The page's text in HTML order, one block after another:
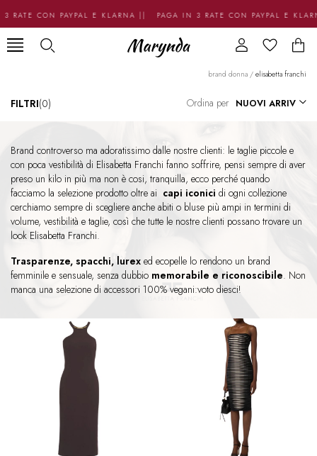
RATE CON PAYPAL E KLARNA || PAGA IN 3 RATE CON PAYPAL E
brand donna / elisabetta franchi
FILTRI(0) Ordina per
Brand controverso ma adoratissimo dalle nostre clienti: le taglie piccole e
con poca vestibilità di Elisabetta Franchi fanno soffrire, pensi sempre di aver
preso un kilo in più ma non è cosi, tranquilla, ecco perché quando
facciamo la selezione prodotto oltre ai capi iconici di ogni collezione
cerchiamo sempre di scegliere anche abiti o bluse più ampi in termini di
volume, vestibilità e taglie, così che tutte le nostre clienti possano trovare un
look Elisabetta Franchi.
Trasparenze, spacchi, lurex ed ecopelle lo rendono un brand
femminile e sensuale, senza dubbio memorabile e riconoscibile. Non
manca una selezione di accessori 100% vegani:voto diesci!